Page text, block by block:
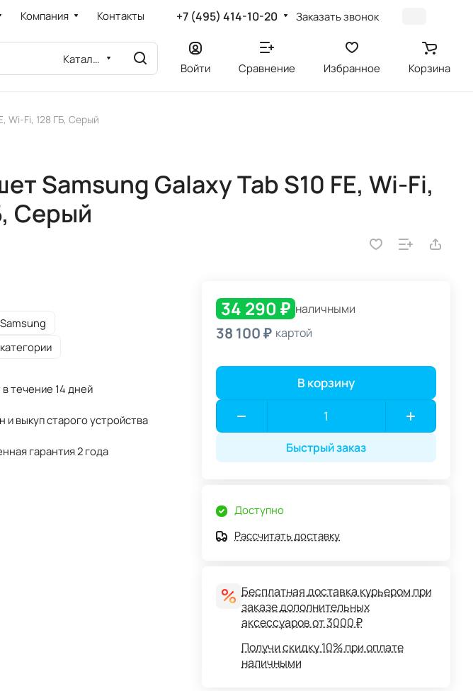
Компания Контакты +7 (495) 414-10-20 Заказать звонок
Каталог
Войти Сравнение Избранное Корзина
Wi-Fi, 128 ГБ, Серый
Samsung Galaxy Tab S10 FE, Wi-Fi,
Серый
течение 14 дней
и выкуп старого устройства
гарантия 2 года
34 290 ₽ наличными
38 100 ₽ картой
В корзину
Быстрый заказ
Доступно
Рассчитать доставку
Бесплатная доставка курьером при
заказе дополнительных
аксессуаров от 3000 ₽
Получи скидку 10% при оплате
наличными